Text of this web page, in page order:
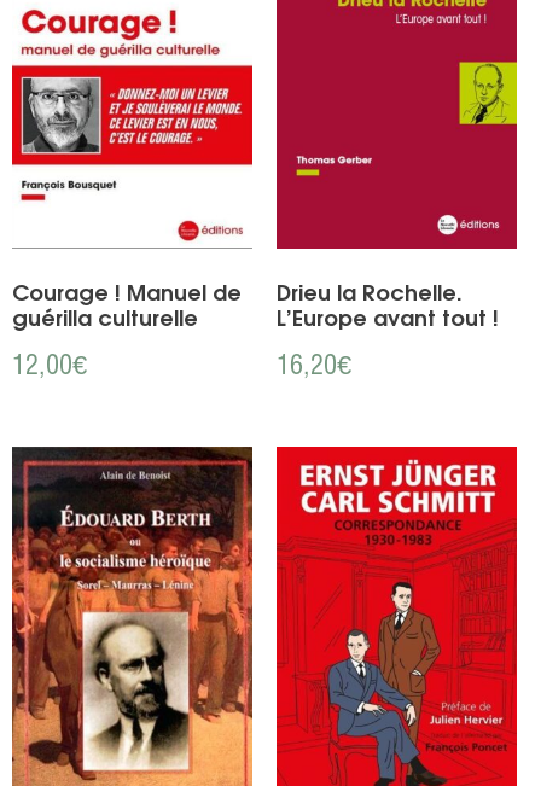
Courage ! Manuel de
guérilla culturelle
12,00€
Drieu la Rochelle.
L’Europe avant tout !
16,20€